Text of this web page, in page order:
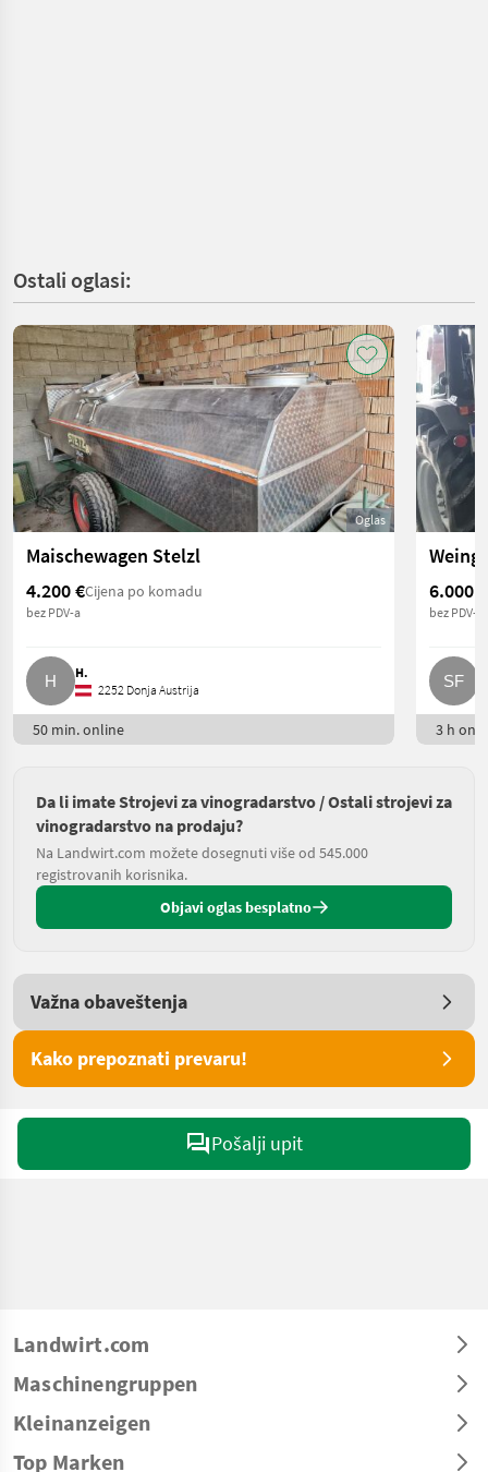
Ostali oglasi:
Oglas
Maischewagen Stelzl
4.200 €Cijena po komadu
bez PDV-a
H.
2252 Donja Austrija
50 min. online
6.000 €
bez PDV-a
3 h
Da li imate Strojevi za vinogradarstvo / Ostali strojevi za
vinogradarstvo na prodaju?
Na Landwirt.com možete dosegnuti više od 545.000
registrovanih korisnika.
Objavi oglas besplatno
Važna obaveštenja
Kako prepoznati prevaru!
Pošalji upit
Landwirt.com
Maschinengruppen
Kleinanzeigen
Top Marken